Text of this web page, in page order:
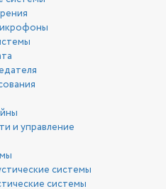
и управление
системы
системы